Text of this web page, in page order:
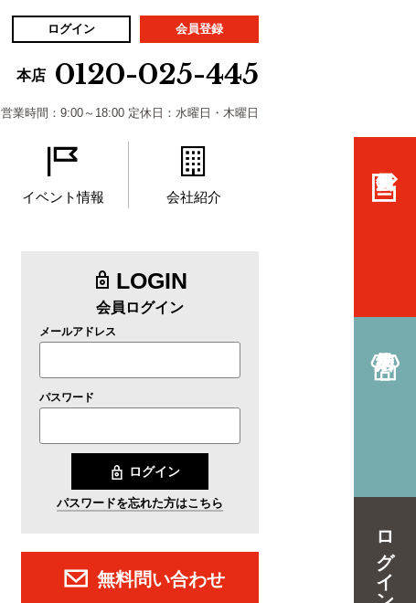
ログイン 会員登録
本店 0120-025-445
営業時間：9:00～18:00 定休日：水曜日・木曜日
イベント情報 会社紹介
ログイン
LOGIN
会員ログイン
メールアドレス
パスワード
ログイン
パスワードを忘れた方はこちら
無料問い合わせ